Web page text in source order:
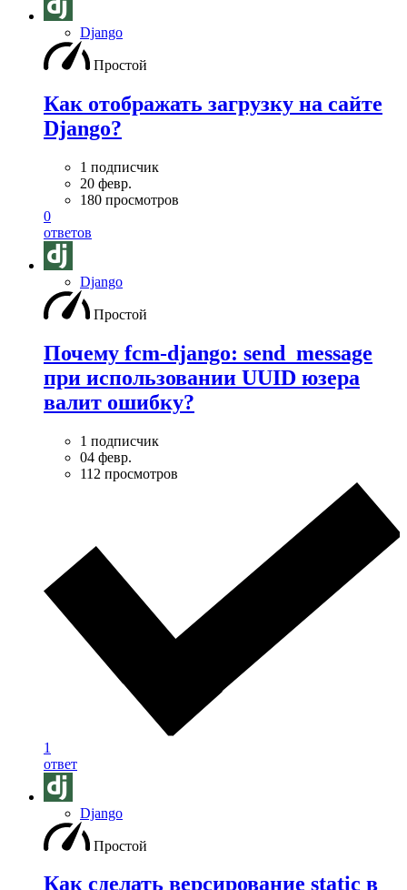
Django
Простой
Как отображать загрузку на сайте
Django?
1 подписчик
20 февр.
180 просмотров
0
ответов
Django
Простой
Почему fcm-django: send_message
при использовании UUID юзера
валит ошибку?
1 подписчик
04 февр.
112 просмотров
1
ответ
Django
Простой
Как сделать версирование static в